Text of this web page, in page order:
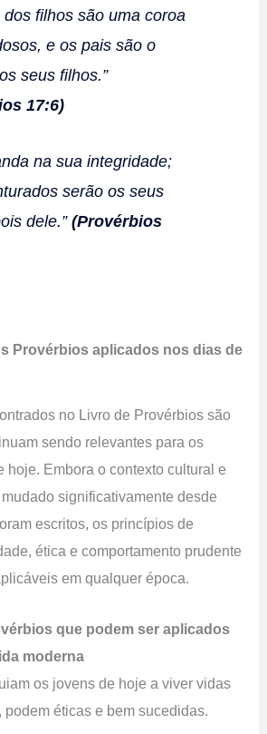
dos filhos são uma coroa
e os pais são o
seus filhos.”
17:6)
na sua integridade;
serão os seus
dele.”(Provérbios
Provérbios aplicados nos dias de
no Livro de Provérbios são
sendo relevantes para os
hoje. Embora o contexto cultural e
significativamente desde
escritos, os princípios de
ética e comportamento prudente
​​em qualquer época.
que podem ser aplicados
moderna
os jovens de hoje a viver vidas
éticas e bem sucedidas.